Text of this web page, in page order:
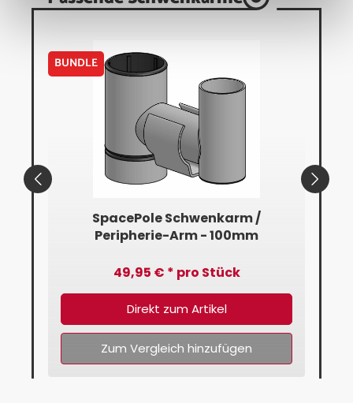
BUNDLE
SpacePole Schwenkarm /
Peripherie-Arm - 100mm
49,95 € * pro Stück
Direkt zum Artikel
Zum Vergleich hinzufügen